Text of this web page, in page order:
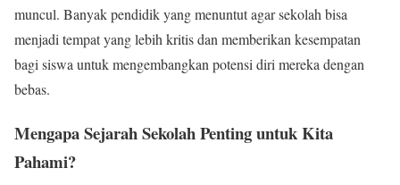
muncul. Banyak pendidik yang menuntut agar sekolah bisa
menjadi tempat yang lebih kritis dan memberikan kesempatan
bagi siswa untuk mengembangkan potensi diri mereka dengan
bebas.
Mengapa Sejarah Sekolah Penting untuk Kita
Pahami?